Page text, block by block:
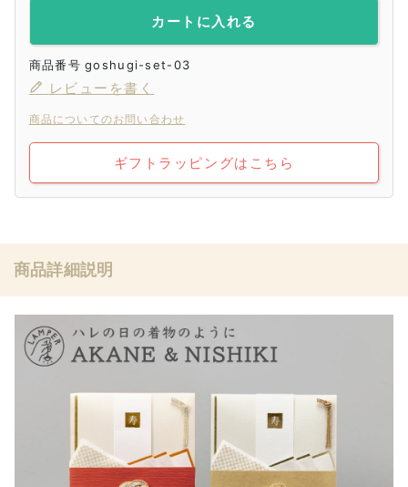
カートに入れる
商品番号 goshugi-set-03
レビューを書く
商品についてのお問い合わせ
ギフトラッピングはこちら
商品詳細説明